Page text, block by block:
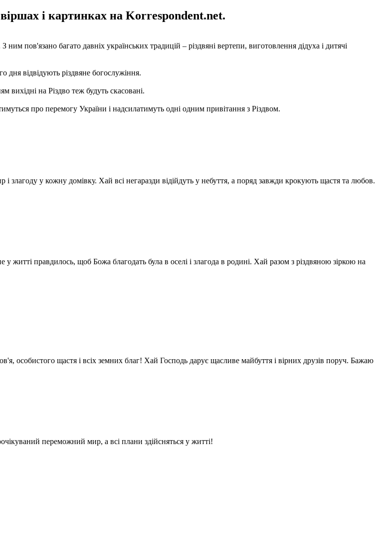
і картинках на Korrespondent.net.
пов'язано багато давніх українських традицій – різдвяні вертепи, виготовлення дідуха і дитячі
дня відвідують різдвяне богослужіння.
вихідні на Різдво теж будуть скасовані.
про перемогу України і надсилатимуть одні одним привітання з Різдвом.
злагоду у кожну домівку. Хай всі негаразди відійдуть у небуття, а поряд завжди крокують щастя та любов.
правдилось, щоб Божа благодать була в оселі і злагода в родині. Хай разом з різдвяною зіркою на
особистого щастя і всіх земних благ! Хай Господь дарує щасливе майбуття і вірних друзів поруч. Бажаю
переможний мир, а всі плани здійсняться у житті!